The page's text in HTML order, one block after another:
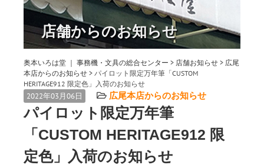
店舗からのお知らせ
奥本いろは堂 ｜ 事務機・文具の総合センター > 店舗お知らせ > 広尾
本店からのお知らせ > パイロット限定万年筆「CUSTOM
HERITAGE912 限定色」入荷のお知らせ
2022年03月06日 広尾本店からのお知らせ
パイロット限定万年筆
「CUSTOM HERITAGE912 限
定色」入荷のお知らせ